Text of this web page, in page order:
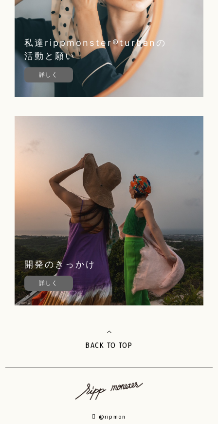
私達rippmonster®︎turbanの
活動と願い
詳しく
開発のきっかけ
詳しく
BACK TO TOP
@ripmon